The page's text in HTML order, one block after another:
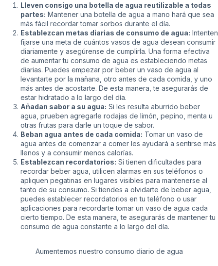
Lleven consigo una botella de agua reutilizable a todas
partes: Mantener una botella de agua a mano hará que sea
más fácil recordar tomar sorbos durante el día.
Establezcan metas diarias de consumo de agua: Intenten
fijarse una meta de cuántos vasos de agua desean consumir
diariamente y asegúrense de cumplirla. Una forma efectiva
de aumentar tu consumo de agua es estableciendo metas
diarias. Puedes empezar por beber un vaso de agua al
levantarte por la mañana, otro antes de cada comida, y uno
más antes de acostarte. De esta manera, te asegurarás de
estar hidratado a lo largo del día.
Añadan sabor a su agua: Si les resulta aburrido beber
agua, prueben agregarle rodajas de limón, pepino, menta u
otras frutas para darle un toque de sabor.
Beban agua antes de cada comida: Tomar un vaso de
agua antes de comenzar a comer les ayudará a sentirse más
llenos y a consumir menos calorías.
Establezcan recordatorios: Si tienen dificultades para
recordar beber agua, utilicen alarmas en sus teléfonos o
apliquen pegatinas en lugares visibles para mantenerse al
tanto de su consumo. Si tiendes a olvidarte de beber agua,
puedes establecer recordatorios en tu teléfono o usar
aplicaciones para recordarte tomar un vaso de agua cada
cierto tiempo. De esta manera, te asegurarás de mantener tu
consumo de agua constante a lo largo del día.
Aumentemos nuestro consumo diario de agua